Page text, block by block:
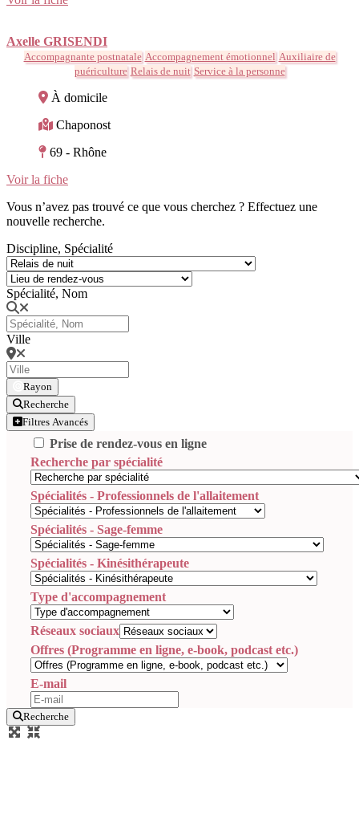
Axelle GRISENDI
Accompagnante postnatale Accompagnement émotionnel Auxiliaire de
puériculture Relais de nuit Service à la personne
À domicile
Chaponost
69 - Rhône
Voir la fiche
Vous n’avez pas trouvé ce que vous cherchez ? Effectuez une
nouvelle recherche.
Discipline, Spécialité
Spécialité, Nom
Ville
Rayon
Recherche
Filtres Avancés
Prise de rendez-vous en ligne
Recherche par spécialité
Spécialités - Professionnels de l'allaitement
Spécialités - Sage-femme
Spécialités - Kinésithérapeute
Type d'accompagnement
Réseaux sociaux
Offres (Programme en ligne, e-book, podcast etc.)
E-mail
Recherche